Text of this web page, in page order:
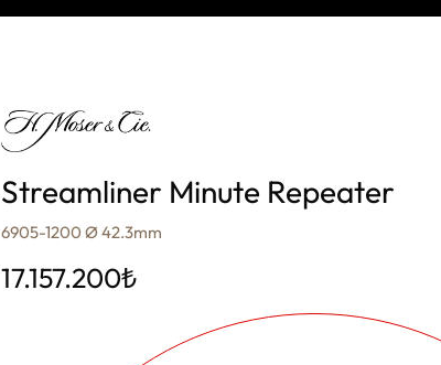
Streamliner Minute Repeater
6905-1200 Ø 42.3mm
17.157.200₺